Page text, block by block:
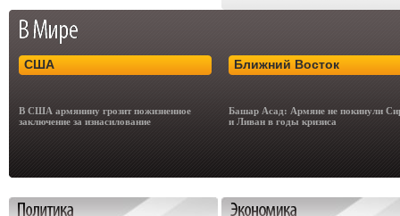
США
В США армянину грозит пожизненное
заключение за изнасилование
Ближний Восток
Башар Асад: Армяне не покинули
и Ливан в годы кризиса